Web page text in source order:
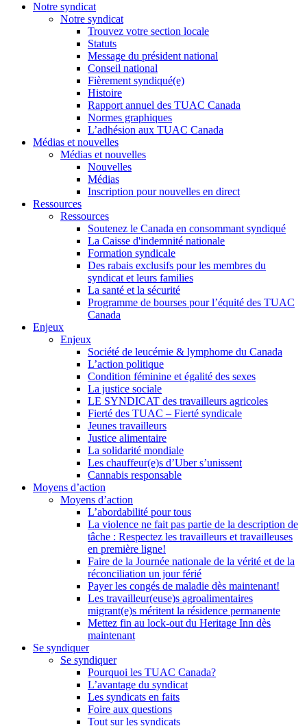
Notre syndicat
Notre syndicat
Trouvez votre section locale
Statuts
Message du président national
Conseil national
Fièrement syndiqué(e)
Histoire
Rapport annuel des TUAC Canada
Normes graphiques
L’adhésion aux TUAC Canada
Médias et nouvelles
Médias et nouvelles
Nouvelles
Médias
Inscription pour nouvelles en direct
Ressources
Ressources
Soutenez le Canada en consommant syndiqué
La Caisse d'indemnité nationale
Formation syndicale
Des rabais exclusifs pour les membres du
syndicat et leurs families
La santé et la sécurité
Programme de bourses pour l’équité des TUAC
Canada
Enjeux
Enjeux
Société de leucémie & lymphome du Canada
L’action politique
Condition féminine et égalité des sexes
La justice sociale
LE SYNDICAT des travailleurs agricoles
Fierté des TUAC – Fierté syndicale
Jeunes travailleurs
Justice alimentaire
La solidarité mondiale
Les chauffeur(e)s d’Uber s’unissent
Cannabis responsable
Moyens d’action
Moyens d’action
L’abordabilité pour tous
La violence ne fait pas partie de la description de
tâche : Respectez les travailleurs et travailleuses
en première ligne!
Faire de la Journée nationale de la vérité et de la
réconciliation un jour férié
Payer les congés de maladie dès maintenant!
Les travailleur(euse)s agroalimentaires
migrant(e)s méritent la résidence permanente
Mettez fin au lock-out du Heritage Inn dès
maintenant
Se syndiquer
Se syndiquer
Pourquoi les TUAC Canada?
L’avantage du syndicat
Les syndicats en faits
Foire aux questions
Tout sur les syndicats